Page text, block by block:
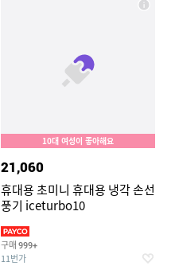
10대 여성이 좋아해요
21,060
휴대용 초미니 휴대용 냉각 손선
풍기 iceturbo10
구매 999+
11번가